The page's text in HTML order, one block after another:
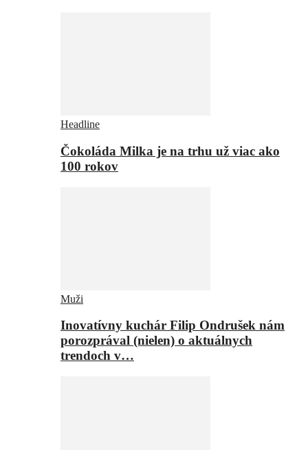
Headline
Čokoláda Milka je na trhu už viac ako
100 rokov
Muži
Inovatívny kuchár Filip Ondrušek nám
porozprával (nielen) o aktuálnych
trendoch v…